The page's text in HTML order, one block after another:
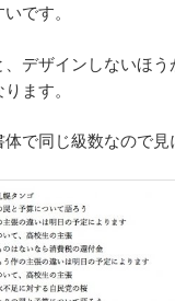
です。
デザインしないほう
ます。
で同じ級数なので見